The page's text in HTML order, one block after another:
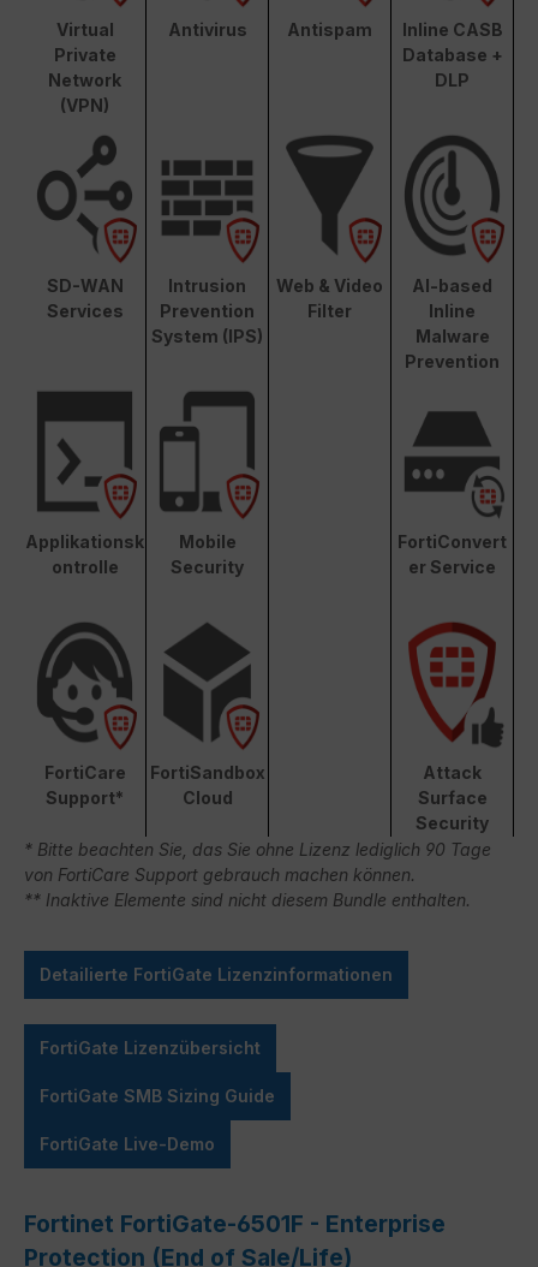
Virtual
Private
Network
(VPN)
Antivirus Antispam
Inline CASB
Database +
DLP
SD-WAN
Services
Intrusion
Prevention
System (IPS)
Web & Video
Filter
AI-based
Inline
Malware
Prevention
Applikationsk
ontrolle
Mobile
Security
FortiConvert
er Service
FortiCare
Support*
FortiSandbox
Cloud
Attack
Surface
Security
* Bitte beachten Sie, das Sie ohne Lizenz lediglich 90 Tage
von FortiCare Support gebrauch machen können.
** Inaktive Elemente sind nicht diesem Bundle enthalten.
Detailierte FortiGate Lizenzinformationen
FortiGate Lizenzübersicht
FortiGate SMB Sizing Guide
FortiGate Live-Demo
Fortinet FortiGate-6501F - Enterprise
Protection (End of Sale/Life)